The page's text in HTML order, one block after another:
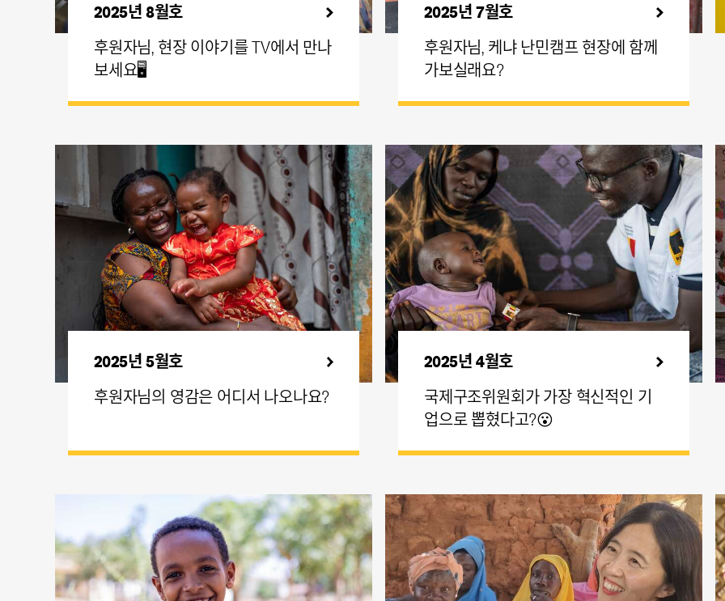
2025년 8월호
후원자님, 현장 이야기를 TV에서 만나
보세요🖥️
2025년 7월호
후원자님, 케냐 난민캠프 현장에 함께
가보실래요?
2025년 5월호
후원자님의 영감은 어디서 나오나요?
2025년 4월호
국제구조위원회가 가장 혁신적인 기
업으로 뽑혔다고?😮